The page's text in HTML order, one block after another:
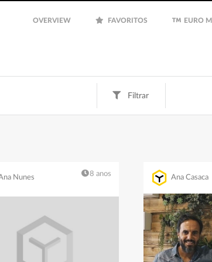
OVERVIEW FAVORITOS EURO M
Finanças Inspiração
Guardar Limpar
Filtrar
Nunes 8 anos Ana Casaca